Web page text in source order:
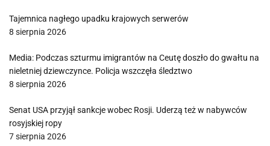
Tajemnica nagłego upadku krajowych serwerów
8 sierpnia 2026
Media: Podczas szturmu imigrantów na Ceutę doszło do gwałtu na
nieletniej dziewczynce. Policja wszczęła śledztwo
8 sierpnia 2026
Senat USA przyjął sankcje wobec Rosji. Uderzą też w nabywców
rosyjskiej ropy
7 sierpnia 2026